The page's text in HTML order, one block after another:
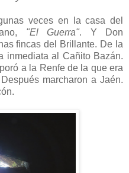
veces en la casa del
"El Guerra". Y Don
fincas del Brillante. De la
inmediata al Cañito Bazán.
a la Renfe de la que era
marcharon a Jaén.